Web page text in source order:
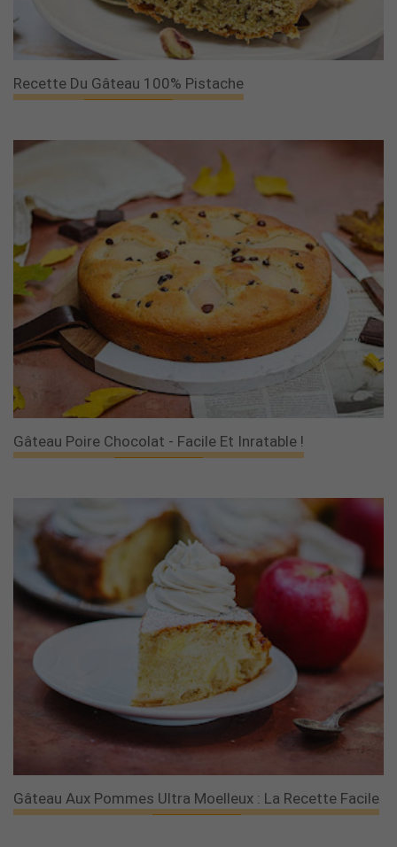
Recette Du Gâteau 100% Pistache
Gâteau Poire Chocolat - Facile Et Inratable !
Gâteau Aux Pommes Ultra Moelleux : La Recette Facile